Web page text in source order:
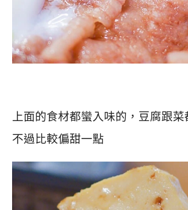
上面的食材都蠻入味的，豆腐跟菜
不過比較偏甜一點